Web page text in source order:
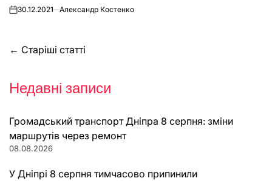
on30.12.2021 Александр Костенко
Навігація
за
записами
← Старіші статті
Недавні записи
Громадський транспорт Дніпра 8 серпня: зміни
маршрутів через ремонт
08.08.2026
У Дніпрі 8 серпня тимчасово припинили